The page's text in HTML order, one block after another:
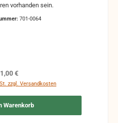
701-0064
Regulärer Preis:
1,00 €
zzgl. Versandkosten
Warenkorb